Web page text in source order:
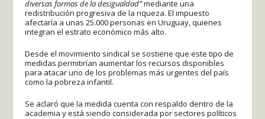
diversas formas de la desigualdad”mediante una
redistribución progresiva de la riqueza. El impuesto
afectaría a unas 25.000 personas en Uruguay, quienes
integran el estrato económico más alto.
Desde el movimiento sindical se sostiene que este tipo de
medidas permitirían aumentar los recursos disponibles
para atacar uno de los problemas más urgentes del país
como la pobreza infantil.
Se aclaró que la medida cuenta con respaldo dentro de la
academia y está siendo considerada por sectores políticos